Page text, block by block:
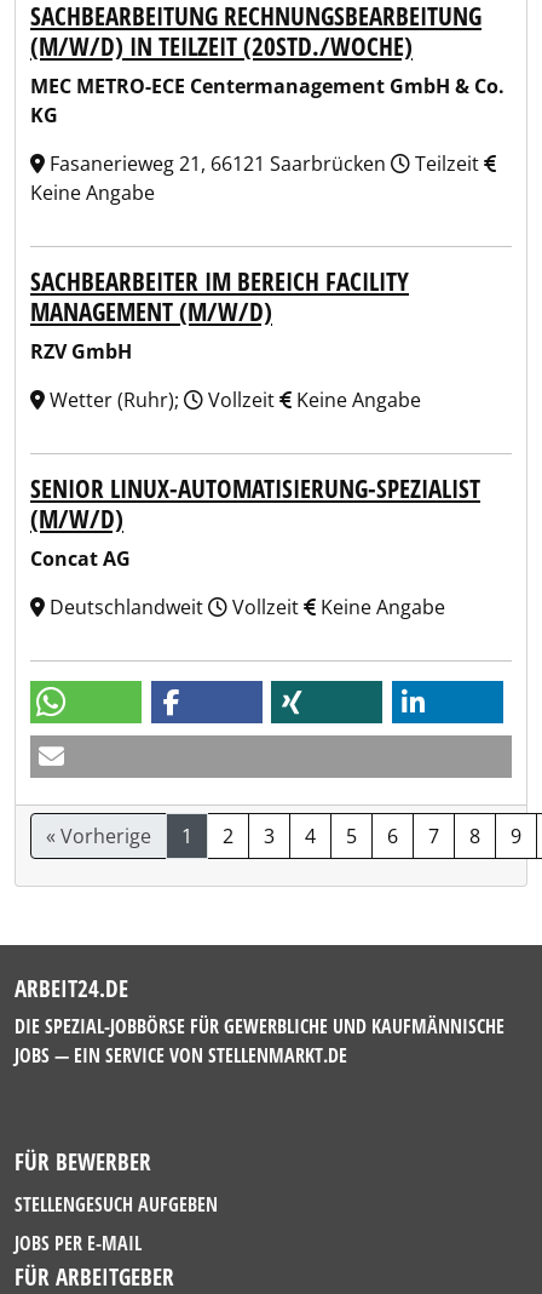
SACHBEARBEITUNG RECHNUNGSBEARBEITUNG
(M/W/D) IN TEILZEIT (20STD./WOCHE)
MEC METRO-ECE Centermanagement GmbH & Co.
KG
Fasanerieweg 21, 66121 Saarbrücken
Teilzeit
Keine Angabe
SACHBEARBEITER IM BEREICH FACILITY
MANAGEMENT (M/W/D)
RZV GmbH
Wetter (Ruhr);
Vollzeit Keine Angabe
SENIOR LINUX-AUTOMATISIERUNG-SPEZIALIST
(M/W/D)
Concat AG
Deutschlandweit
Vollzeit Keine Angabe
« Vorherige 1 2 3 4 5 6 7 8 9
ARBEIT24.DE
DIE SPEZIAL-JOBBÖRSE FÜR GEWERBLICHE UND KAUFMÄNNISCHE
JOBS — EIN SERVICE VON STELLENMARKT.DE
FÜR BEWERBER
STELLENGESUCH AUFGEBEN
JOBS PER E-MAIL
FÜR ARBEITGEBER